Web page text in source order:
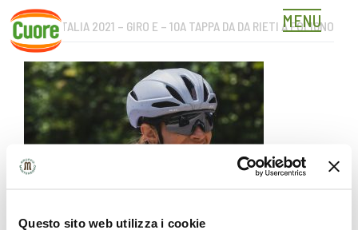
Questo sito web utilizza i cookie
Skip
content
MENU
GIRO D’ITALIA 2021 – GIRO E – 10A TAPPA DA DA RIETI A FOLIGNO